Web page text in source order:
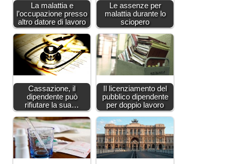
La malattia e
l’occupazione presso
altro datore di lavoro
Le assenze per
malattia durante lo
sciopero
Cassazione, il
dipendente può
rifiutare la sua…
Il licenziamento del
pubblico dipendente
per doppio lavoro